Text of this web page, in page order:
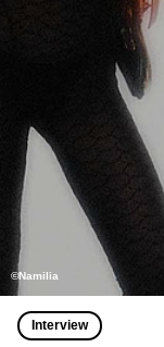
©Namilia
Interview